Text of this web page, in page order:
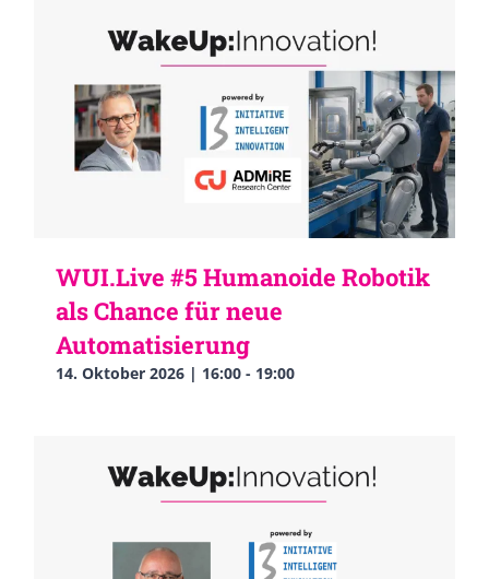
WUI.Live #5 Humanoide Robotik
als Chance für neue
Automatisierung
14. Oktober 2026 | 16:00 - 19:00